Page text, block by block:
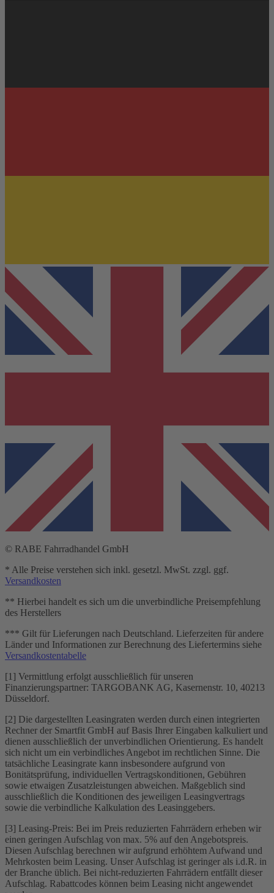
© RABE Fahrradhandel GmbH
* Alle Preise verstehen sich inkl. gesetzl. MwSt. zzgl. ggf.
Versandkosten
** Hierbei handelt es sich um die unverbindliche Preisempfehlung
des Herstellers
*** Gilt für Lieferungen nach Deutschland. Lieferzeiten für andere
Länder und Informationen zur Berechnung des Liefertermins siehe
Versandkostentabelle
[1] Vermittlung erfolgt ausschließlich für unseren
Finanzierungspartner: TARGOBANK AG, Kasernenstr. 10, 40213
Düsseldorf.
[2] Die dargestellten Leasingraten werden durch einen integrierten
Rechner der Smartfit GmbH auf Basis Ihrer Eingaben kalkuliert und
dienen ausschließlich der unverbindlichen Orientierung. Es handelt
sich nicht um ein verbindliches Angebot im rechtlichen Sinne. Die
tatsächliche Leasingrate kann insbesondere aufgrund von
Bonitätsprüfung, individuellen Vertragskonditionen, Gebühren
sowie etwaigen Zusatzleistungen abweichen. Maßgeblich sind
ausschließlich die Konditionen des jeweiligen Leasingvertrags
sowie die verbindliche Kalkulation des Leasinggebers.
[3] Leasing-Preis: Bei im Preis reduzierten Fahrrädern erheben wir
einen geringen Aufschlag von max. 5% auf den Angebotspreis.
Diesen Aufschlag berechnen wir aufgrund erhöhtem Aufwand und
Mehrkosten beim Leasing. Unser Aufschlag ist geringer als i.d.R. in
der Branche üblich. Bei nicht-reduzierten Fahrrädern entfällt dieser
Aufschlag. Rabattcodes können beim Leasing nicht angewendet